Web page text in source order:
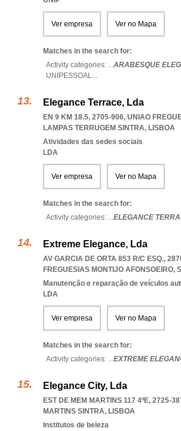
Ver empresa Ver no Mapa
Matches in the search for:
Activity categories: ...ARABESQUE
UNIPESSOAL...
Elegance Terrace, Lda
EN 9 KM 18.5, 2705-906, UNIAO
LAMPAS TERRUGEM SINTRA, LISBOA
Atividades das sedes sociais
LDA
Ver empresa Ver no Mapa
Matches in the search for:
Activity categories: ...ELEGANCE
Extreme Elegance, Lda
AV GARCIA DE ORTA 853 R/C ESQ.,
FREGUESIAS MONTIJO AFONSOEIRO,
Manutenção e reparação de veículos
LDA
Ver empresa Ver no Mapa
Matches in the search for:
Activity categories: ...EXTREME
Elegance City, Lda
EST DE MEM MARTINS 117 4ºE, 2725-
MARTINS SINTRA, LISBOA
Institutos de beleza